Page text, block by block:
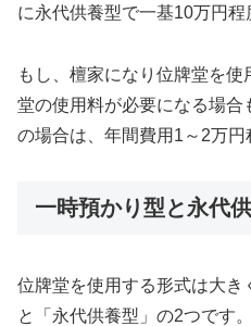
に永代供養型で一基10万円程
もし、檀家になり位牌堂を
堂の使用料が必要になる場合
の場合は、年間費用1～2万円
一時預かり型と永代
位牌堂を使用する形式は大き
と「永代供養型」の2つです。